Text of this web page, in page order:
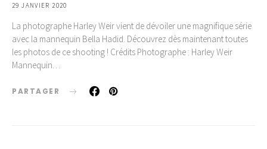
29 JANVIER 2020
La photographe Harley Weir vient de dévoiler une magnifique série
avec la mannequin Bella Hadid. Découvrez dès maintenant toutes
les photos de ce shooting ! Crédits Photographe : Harley Weir
Mannequin…
PARTAGER